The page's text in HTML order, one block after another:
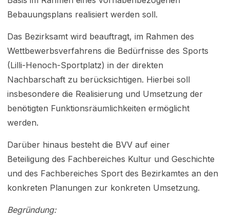
Bebauungsplans realisiert werden soll.
Das Bezirksamt wird beauftragt, im Rahmen des
Wettbewerbsverfahrens die Bedürfnisse des Sports
(Lilli-Henoch-Sportplatz) in der direkten
Nachbarschaft zu berücksichtigen. Hierbei soll
insbesondere die Realisierung und Umsetzung der
benötigten Funktionsräumlichkeiten ermöglicht
werden.
Darüber hinaus besteht die BVV auf einer
Beteiligung des Fachbereiches Kultur und Geschichte
und des Fachbereiches Sport des Bezirkamtes an den
konkreten Planungen zur konkreten Umsetzung.
Begründung: